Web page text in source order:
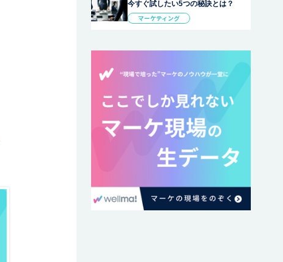
今すぐ試したい5つの秘訣とは？
マーケティング